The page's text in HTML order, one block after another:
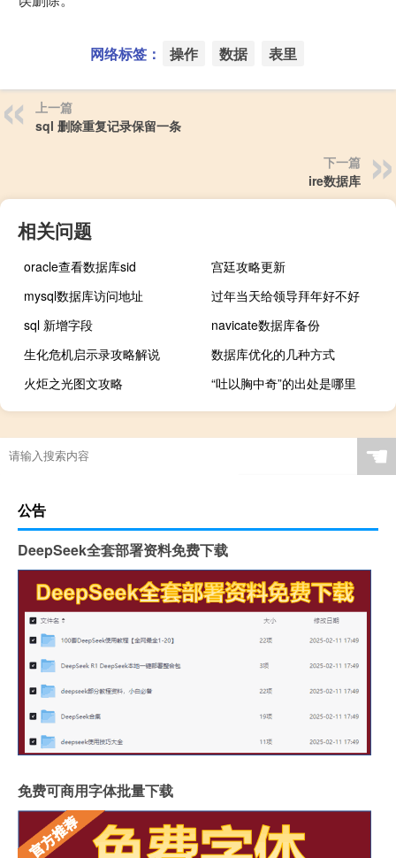
网络标签： 操作 数据 表里
上一篇
sql 删除重复记录保留一条
下一篇
ire数据库
相关问题
oracle查看数据库sid
宫廷攻略更新
mysql数据库访问地址
过年当天给领导拜年好不好
sql 新增字段
navicate数据库备份
生化危机启示录攻略解说
数据库优化的几种方式
火炬之光图文攻略
“吐以胸中奇”的出处是哪里
☚
公告
DeepSeek全套部署资料免费下载
免费可商用字体批量下载